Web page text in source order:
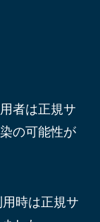
者は正規サ
の可能性が
時は正規サ